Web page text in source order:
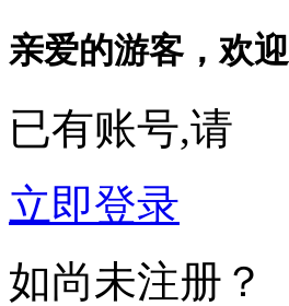
亲爱的游客，欢迎
已有账号,请
立即登录
如尚未注册？